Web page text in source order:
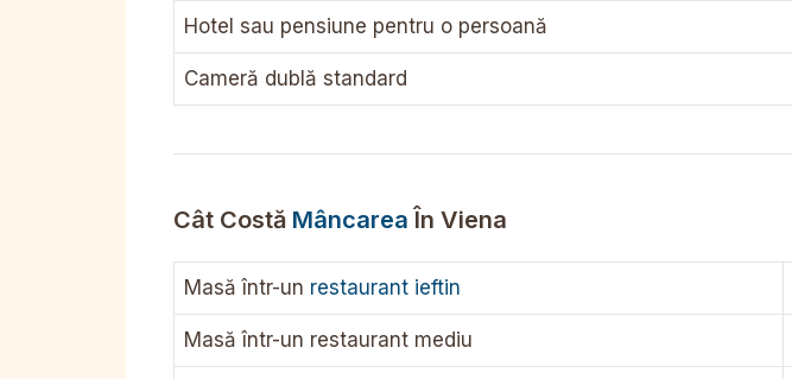
Hotel sau pensiune pentru o persoană
Cameră dublă standard
Cât Costă Mâncarea În Viena
Masă într-un restaurant ieftin
Masă într-un restaurant mediu